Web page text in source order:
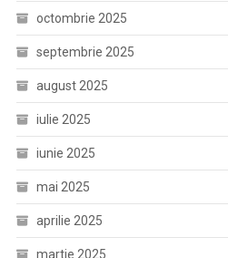
octombrie 2025
septembrie 2025
august 2025
iulie 2025
iunie 2025
mai 2025
aprilie 2025
martie 2025